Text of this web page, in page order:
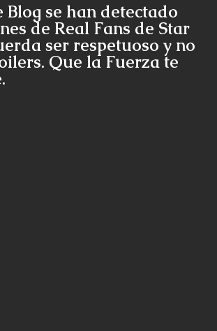
Blog se han detectado
de Real Fans de Star
ser respetuoso y no
Que la Fuerza te